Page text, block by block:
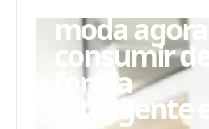
moda agora é
consumir de
forma
inteligente e